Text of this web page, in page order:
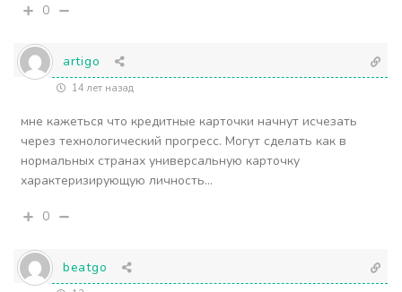
0
artigo
14 лет назад
мне кажеться что кредитные карточки начнут исчезать
через технологический прогресс. Могут сделать как в
нормальных странах универсальную карточку
характеризирующую личность…
0
beatgo